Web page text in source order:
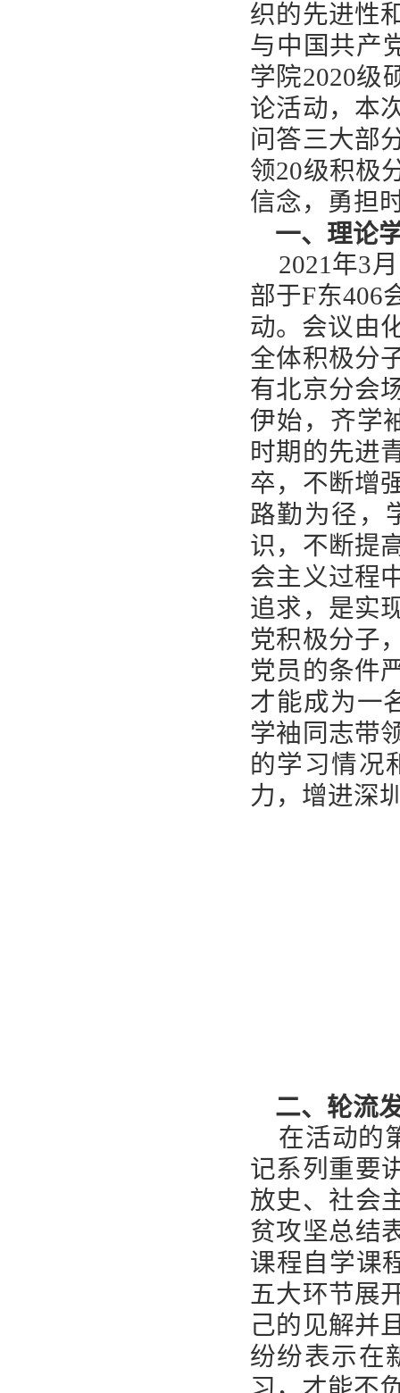
织的先进性
与中国共产
学院2020级
论活动，本
问答三大部
领20级积极
信念，勇担
一、理论
2021 年3月
部于F东406
动。会议由
全体积极分
有北京分会
伊始，齐学
时期的先进
卒，不断增
路勤为径，
识，不断提
会主义过程
追求，是实
党积极分子
党员的条件
才能成为一
学袖同志带
的学习情况
力，增进深
二、轮流
在活动的
记系列重要
放史、社会
贫攻坚总结
课程自学课
五大环节展
己的见解并
纷纷表示在